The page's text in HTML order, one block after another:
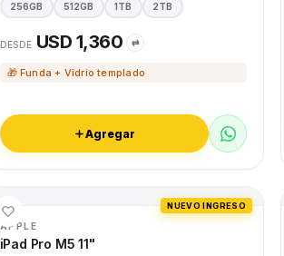
256GB 512GB 1TB 2TB
DESDE USD 1,360 ⇄
🎁 Funda + Vidrio templado
Agregar
NUEVO INGRESO
APPLE
iPad Pro M5 11"